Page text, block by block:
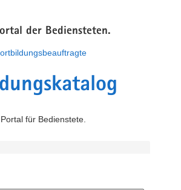
der Bediensteten.
für Bedienstete.